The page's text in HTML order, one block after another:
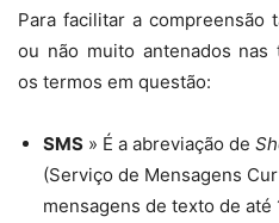
Para facilitar a compreensão
ou não muito antenados nas
os termos em questão:
SMS » É a abreviação de
(Serviço de Mensagens
mensagens de texto de